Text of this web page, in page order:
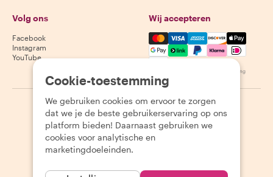
Volg ons
Facebook
Instagram
YouTube
Wij accepteren
Mastercard, Visa, Amex,
Beschikbaarheid varieert per bestemming
2026 Withlocals.com Privacybeleid Cookies
Cookie-toestemming
We gebruiken cookies om ervoor te zorgen
dat we je de beste gebruikerservaring op ons
platform bieden! Daarnaast gebruiken we
cookies voor analytische en
marketingdoeleinden.